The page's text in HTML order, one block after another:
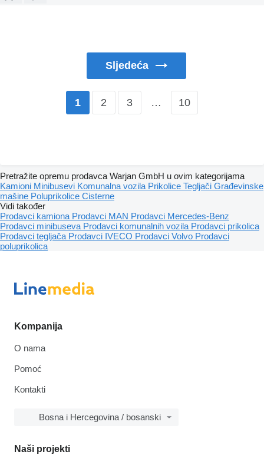
Sljedeća
1 2 3 … 10
Pretražite opremu prodavca Warjan GmbH u ovim kategorijama
Kamioni Minibusevi Komunalna vozila Prikolice Tegljači Građevinske
mašine Poluprikolice Cisterne
Vidi također
Prodavci kamiona Prodavci MAN Prodavci Mercedes-Benz
Prodavci minibuseva Prodavci komunalnih vozila Prodavci prikolica
Prodavci tegljača Prodavci IVECO Prodavci Volvo Prodavci
poluprikolica
Kompanija
O nama
Pomoć
Kontakti
Bosna i Hercegovina / bosanski
Naši projekti